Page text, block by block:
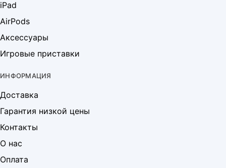
iPad
AirPods
Аксессуары
Игровые приставки
ИНФОРМАЦИЯ
Доставка
Гарантия низкой цены
Контакты
О нас
Оплата